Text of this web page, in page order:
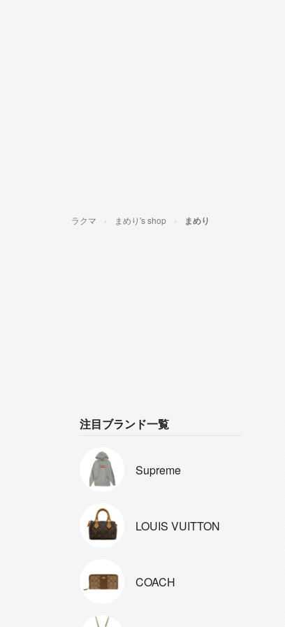
ラクマ まめり's shop まめり
注目ブランド一覧
Supreme
LOUIS VUITTON
COACH